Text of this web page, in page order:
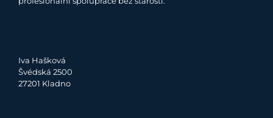
Iva Hašková
Švédská 2500
27201 Kladno